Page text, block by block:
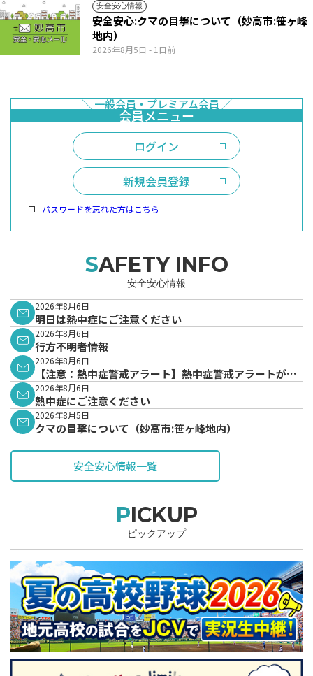
安全安心情報
2026年8月5日 - 1日前
安全安心:クマの目撃について（妙高市:笹ヶ峰
地内）
ログイン
新規会員登録
パスワードを忘れた方はこちら
SAFETY INFO
安全安心情報
2026年8月6日
明日は熱中症にご注意ください
2026年8月6日
行方不明者情報
2026年8月6日
【注意：熱中症警戒アラート】熱中症警戒アラートが発
表されています。
2026年8月6日
熱中症にご注意ください
2026年8月5日
クマの目撃について（妙高市:笹ヶ峰地内）
安全安心情報一覧
PICKUP
ピックアップ